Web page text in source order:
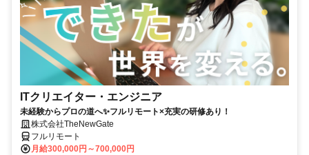
ITクリエイター・エンジニア
未経験からプロの道へ✨フルリモート×充実の研修あり！
株式会社TheNewGate
フルリモート
月給300,000円～700,000円